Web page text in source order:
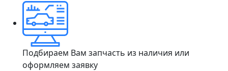
Подбираем Вам запчасть из наличия или
оформляем заявку